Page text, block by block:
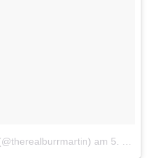
am 5. Jun 2016 um 21:59 Uhr